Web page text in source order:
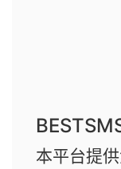
本平台提